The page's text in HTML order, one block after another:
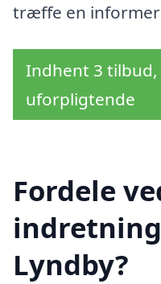
træffe en
Indhent 3
uforpligtende
Fordele
Lyndby?